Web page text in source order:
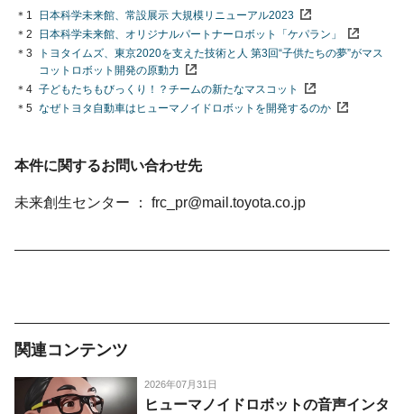
＊1
日本科学未来館、常設展示 大規模リニューアル2023
＊2
日本科学未来館、オリジナルパートナーロボット「ケパラン」
＊3
トヨタイムズ、東京2020を支えた技術と人 第3回“子供たちの夢”がマス
コットロボット開発の原動力
＊4 子どもたちもびっくり！？チームの新たなマスコット
＊5 なぜトヨタ自動車はヒューマノイドロボットを開発するのか
本件に関するお問い合わせ先
未来創生センター frc_pr@mail.toyota.co.jp
関連コンテンツ
2026年07月31日
ヒューマノイドロボットの音声インタ